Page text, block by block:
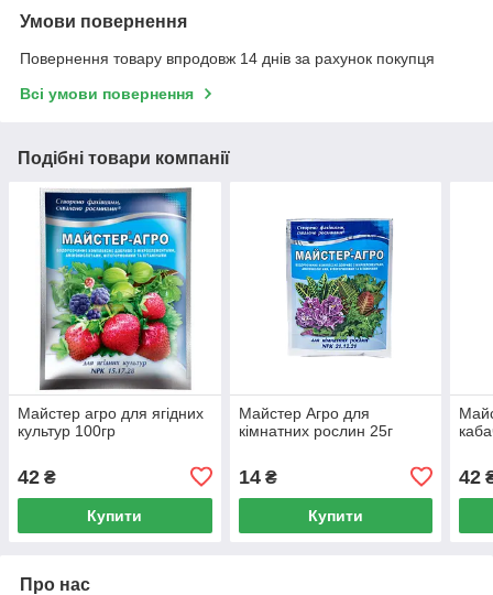
Умови повернення
Повернення товару впродовж 14 днів за рахунок покупця
Всі умови повернення
Подібні товари компанії
Майстер агро для ягідних
культур 100гр
42 ₴
Купити
Майстер Агро для
кімнатних рослин 25г
14₴
Купити
42
Про нас